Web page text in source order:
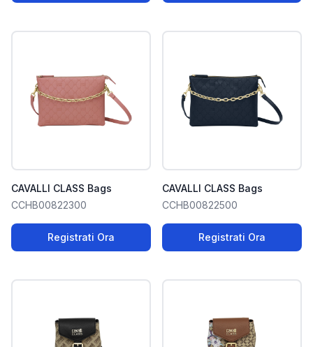
CAVALLI CLASS Bags
CCHB00822300
Registrati Ora
CAVALLI CLASS Bags
CCHB00822500
Registrati Ora